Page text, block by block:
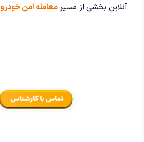
آنلاین بخشی از مسیر معامله امن خودرو